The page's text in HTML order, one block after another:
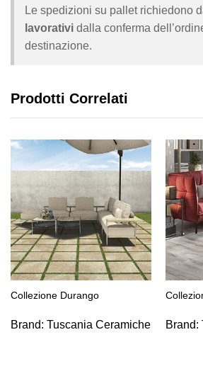
Le spedizioni su pallet richiedono
lavorativi dalla conferma
destinazione.
Prodotti Correlati
Collezione Durango
Brand: Tuscania Ceramiche Brand: